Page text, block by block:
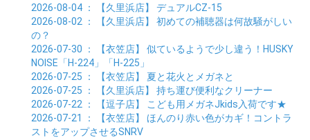
2026-08-04 ： 【久里浜店】 デュアルCZ-15
2026-08-02 ： 【久里浜店】 初めての補聴器は何故騒がしい
の？
2026-07-30 ： 【衣笠店】 似ているようで少し違う！HUSKY
NOISE「H-224」「H-225」
2026-07-25 ： 【衣笠店】 夏と花火とメガネと
2026-07-25 ： 【久里浜店】 持ち運び便利なクリーナー
2026-07-22 ： 【逗子店】
こども用メガネJkids入荷です★
2026-07-21
： 【衣笠店】 ほんのり赤い色がカギ！コントラ
ストをアップさせるSNRV